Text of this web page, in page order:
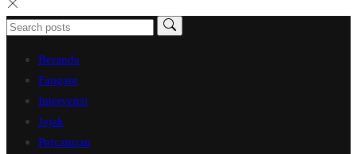
Beranda
Fangare
Intervensi
Jejak
Percaturan